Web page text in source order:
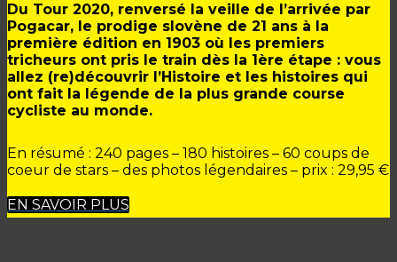
Du Tour 2020, renversé la veille de l’arrivée par
Pogacar, le prodige slovène de 21 ans à la
première édition en 1903 où les premiers
tricheurs ont pris le train dès la 1ère étape : vous
allez (re)découvrir l’Histoire et les histoires qui
ont fait la légende de la plus grande course
cycliste au monde.
En résumé : 240 pages – 180 histoires – 60 coups de
coeur de stars – des photos légendaires – prix : 29,95 €
EN SAVOIR PLUS